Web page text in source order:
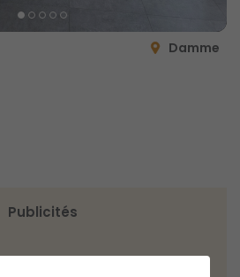
Damme
Publicités